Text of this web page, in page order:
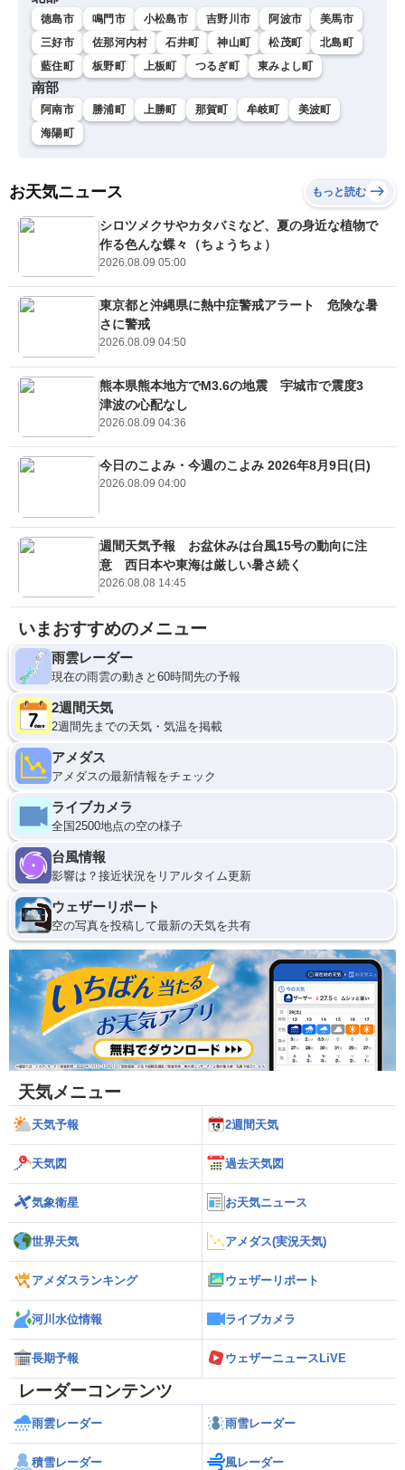
徳島市 鳴門市 小松島市 吉野川市 阿波市
美馬市
三好市
佐那河内村 石井町 神山町 松茂町
北島町
藍住町
板野町 上板町 つるぎ町 東みよし町
南部
阿南市 勝浦町 上勝町 那賀町 牟岐町
美波町
海陽町
お天気ニュース もっと読む
シロツメクサやカタバミなど、夏の身近な植物で
作る色んな蝶々（ちょうちょ）
2026.08.09 05:00
東京都と沖縄県に熱中症警戒アラート 危険な暑
さに警戒
2026.08.09 04:50
熊本県熊本地方でM3.6の地震 宇城市で震度3
津波の心配なし
2026.08.09 04:36
今日のこよみ・今週のこよみ 2026年8月9日(日)
2026.08.09 04:00
週間天気予報 お盆休みは台風15号の動向に注
意 西日本や東海は厳しい暑さ続く
2026.08.08 14:45
いまおすすめのメニュー
雨雲レーダー
現在の雨雲の動きと60時間先の予報
2週間天気
2週間先までの天気・気温を掲載
アメダス
アメダスの最新情報をチェック
ライブカメラ
全国2500地点の空の様子
台風情報
影響は？接近状況をリアルタイム更新
ウェザーリポート
空の写真を投稿して最新の天気を共有
天気メニュー
天気予報 2週間天気
天気図 過去天気図
気象衛星 お天気ニュース
世界天気 アメダス(実況天気)
アメダスランキング ウェザーリポート
河川水位情報 ライブカメラ
長期予報 ウェザーニュースLiVE
レーダーコンテンツ
雨雲レーダー 雨雪レーダー
積雪レーダー 風レーダー